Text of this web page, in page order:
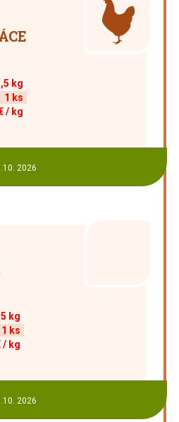
kg
1 ks
/ kg
2026
kg
1 ks
/ kg
2026